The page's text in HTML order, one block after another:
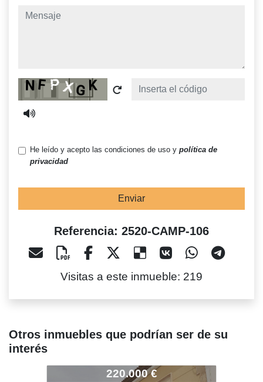
mensaje
Captcha
He leído y acepto las condiciones de uso y política de
privacidad
Enviar
Referencia: 2520-CAMP-106
Visitas a este inmueble: 219
Otros inmuebles que podrían ser de su
interés
2520-CAMP-106
125.000 €